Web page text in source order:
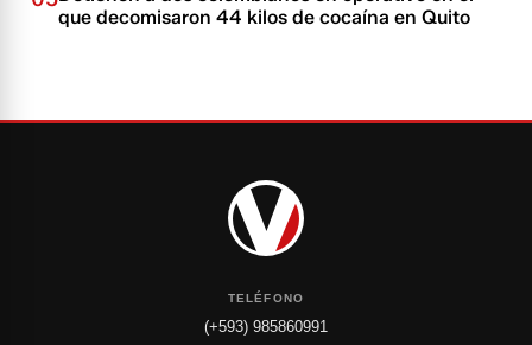
que decomisaron 44 kilos de cocaína en Quito
TELÉFONO
(+593) 985860991